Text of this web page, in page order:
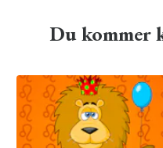
Du kommer